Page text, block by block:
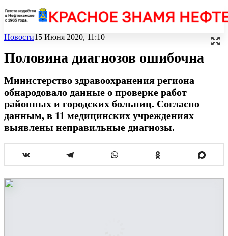
Новости15 Июня 2020, 11:10
Половина диагнозов ошибочна
Министерство здравоохранения региона
обнародовало данные о проверке работ
районных и городских больниц. Согласно
данным, в 11 медицинских учреждениях
выявлены неправильные диагнозы.